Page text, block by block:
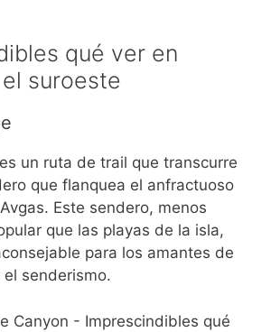
qué ver en
suroeste
un ruta de trail que transcurre
que flanquea el anfractuoso
Este sendero, menos
que las playas de la isla,
para los amantes de
senderismo.